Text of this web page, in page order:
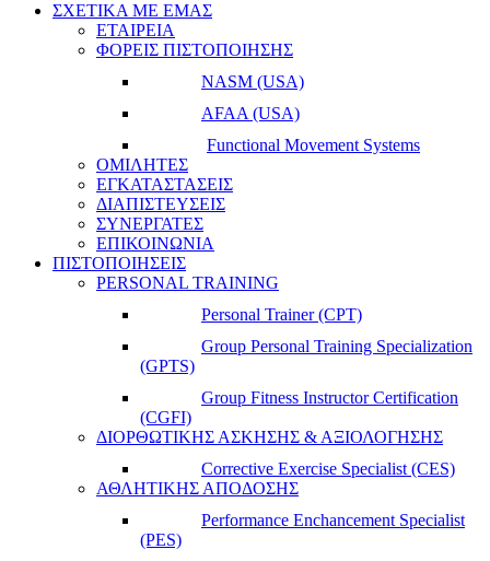
ΣΧΕΤΙΚΑ ΜΕ ΕΜΑΣ
ΕΤΑΙΡΕΙΑ
ΦΟΡΕΙΣ ΠΙΣΤΟΠΟΙΗΣΗΣ
NASM (USA)
AFAA (USA)
Functional Movement Systems
ΟΜΙΛΗΤΕΣ
ΕΓΚΑΤΑΣΤΑΣΕΙΣ
ΔΙΑΠΙΣΤΕΥΣΕΙΣ
ΣΥΝΕΡΓΑΤΕΣ
ΕΠΙΚΟΙΝΩΝΙΑ
ΠΙΣΤΟΠΟΙΗΣΕΙΣ
PERSONAL TRAINING
Personal Trainer (CPT)
Group Personal Training Specialization
(GPTS)
Group Fitness Instructor Certification
(CGFI)
ΔΙΟΡΘΩΤΙΚΗΣ ΑΣΚΗΣΗΣ & ΑΞΙΟΛΟΓΗΣΗΣ
Corrective Exercise Specialist (CES)
ΑΘΛΗΤΙΚΗΣ ΑΠΟΔΟΣΗΣ
Performance Enchancement Specialist
(PES)